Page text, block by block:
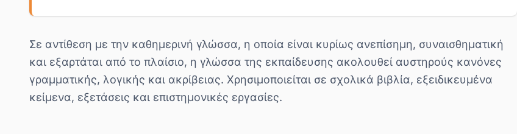
Σε αντίθεση με την καθημερινή γλώσσα, η οποία είναι κυρίως ανεπίσημη, συναισθηματική
και εξαρτάται από το πλαίσιο, η γλώσσα της εκπαίδευσης ακολουθεί αυστηρούς κανόνες
γραμματικής, λογικής και ακρίβειας. Χρησιμοποιείται σε σχολικά βιβλία, εξειδικευμένα
κείμενα, εξετάσεις και επιστημονικές εργασίες.